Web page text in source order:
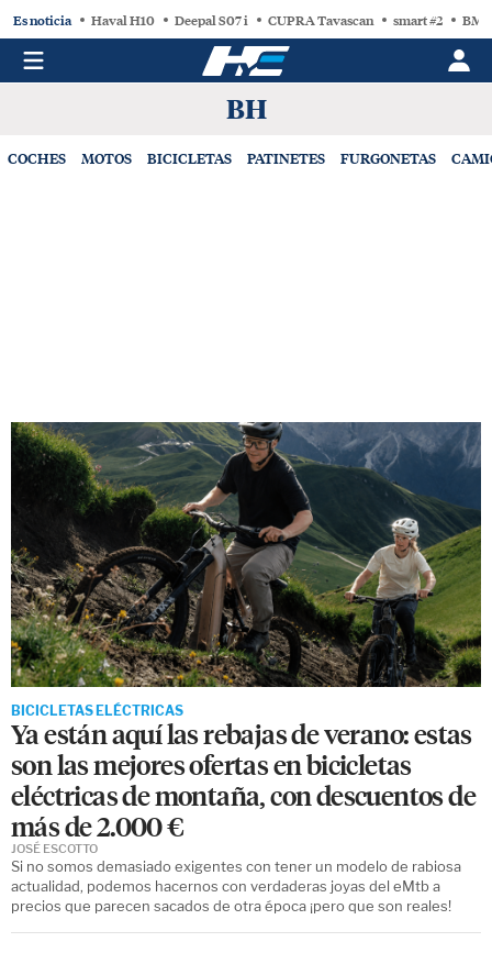
Es noticia Haval H10 Deepal S07 i CUPRA Tavascan smart #2
BH
COCHES MOTOS BICICLETAS PATINETES FURGONETAS
BICICLETAS ELÉCTRICAS
Ya están aquí las rebajas de verano: estas
son las mejores ofertas en bicicletas
eléctricas de montaña, con descuentos de
más de 2.000 €
Si no somos demasiado exigentes con tener un modelo de rabiosa
actualidad, podemos hacernos con verdaderas joyas del eMtb a
precios que parecen sacados de otra época ¡pero que son reales!
JOSÉ ESCOTTO